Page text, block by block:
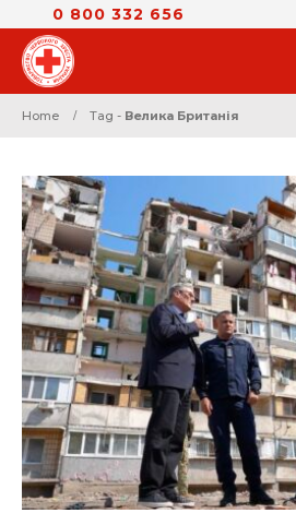
0 800 332 656
Home Tag - Велика Британія